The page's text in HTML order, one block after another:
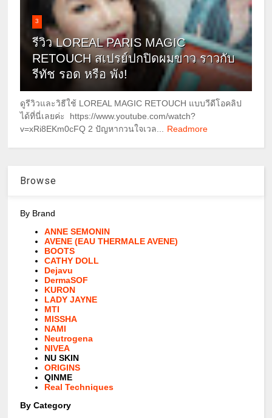
3
รีวิว LOREAL PARIS MAGIC
RETOUCH สเปรย์ปกปิดผมขาว ราวกับ
รีทัช รอด หรือ พัง!
ดูรีวิวและวิธีใช้ LOREAL MAGIC RETOUCH แบบวีดีโอคลิป
ได้ที่นี่เลยค่ะ https://www.youtube.com/watch?
v=xRi8EKm0cFQ 2 ปัญหากวนใจเวล...
Readmore
Browse
By Brand
ANNE SEMONIN
AVENE (EAU THERMALE AVENE)
BOOTS
CATHY DOLL
Dejavu
DermaSOF
KURON
LADY JAYNE
MTI
MISSHA
NAMI
Neutrogena
NIVEA
NU SKIN
ORIGINS
QINME
Real Techniques
By Category